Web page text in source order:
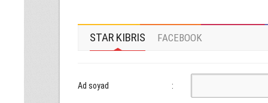
STAR KIBRIS FACEBOOK
Ad soyad :